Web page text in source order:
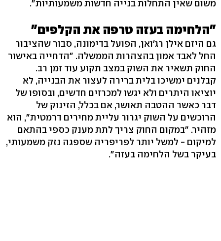
משום שאין התחלות בנייה חדשות משמעותיות".
"הלחימה בעזה טרפה את הקלפים"
גם היזם אילן רג'ואן, הפועל בדימונה, סבור שהציבור
החל לאבד אמון בהצהרות הממשלה. "הדחייה באישור
החוק תשאיר את השוק במצב תקוע עוד זמן רב.
קבלנים ימשיכו בלית ברירה לעצור את הבנייה, לא
יוציאו היתרים ולא יגשו למכרזים חדשים, ובסופו של
דבר כאשר ההטבה תאושר, אם בכלל, הזינוק של
הרוכשים על השוק יגרור עליית מחירים דרמטית", הוא
מזהיר. "במקום החוק צריך לתת מענק כספי בהתאם
למיקום - למשל יותר לפריפריה שספגה נזק משמעותי,
בעיקר בשל הלחימה בעזה".